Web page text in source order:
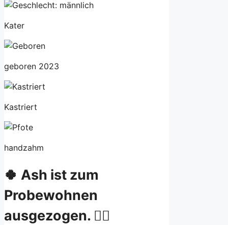
Kater
geboren 2023
Kastriert
handzahm
🍀 Ash ist zum
Probewohnen
ausgezogen. ✊🏻